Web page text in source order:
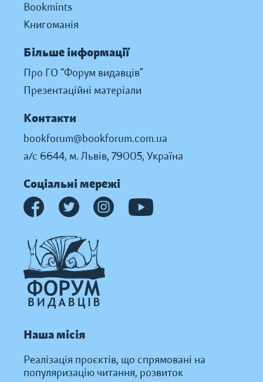
Bookmints
Книгоманія
Більше інформації
Про ГО “Форум видавців”
Презентаційні матеріали
Контакти
bookforum@bookforum.com.ua
а/с 6644, м. Львів, 79005, Україна
Соціальні мережі
Наша місія
Реалізація проєктів, що спрямовані на
популяризацію читання, розвиток